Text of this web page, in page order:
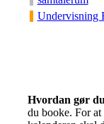
Undervisning
Hvordan gør
du booke. For